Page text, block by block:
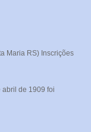
Maria RS) Inscrições
abril de 1909 foi